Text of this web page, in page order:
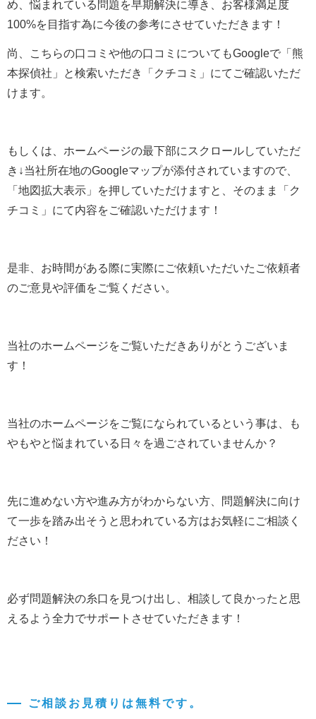
め、悩まれている問題を早期解決に導き、お客様満足度
100%を目指す為に今後の参考にさせていただきます！
尚、こちらの口コミや他の口コミについてもGoogleで「熊
本探偵社」と検索いただき「クチコミ」にてご確認いただ
けます。
もしくは、ホームページの最下部にスクロールしていただ
き↓当社所在地のGoogleマップが添付されていますので、
「地図拡大表示」を押していただけますと、そのまま「ク
チコミ」にて内容をご確認いただけます！
是非、お時間がある際に実際にご依頼いただいたご依頼者
のご意見や評価をご覧ください。
当社のホームページをご覧いただきありがとうございま
す！
当社のホームページをご覧になられているという事は、も
やもやと悩まれている日々を過ごされていませんか？
先に進めない方や進み方がわからない方、問題解決に向け
て一歩を踏み出そうと思われている方はお気軽にご相談く
ださい！
必ず問題解決の糸口を見つけ出し、相談して良かったと思
えるよう全力でサポートさせていただきます！
ご相談お見積りは無料です。